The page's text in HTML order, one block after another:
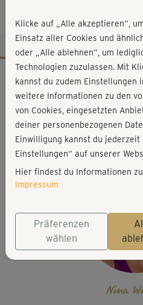
gesunder Rücken -
Workout-Facts
mittelschwer
11 Min
78 kcal
Nina Winkler
Nina
Klicke auf „Alle akzeptieren“,
Einsatz aller Cookies und
oder „Alle ablehnen“, um
Technologien zuzulassen. Mit
kannst du zudem Einstellungen
weitere Informationen zu den
von Cookies, eingesetzten
deiner personenbezogenen
Einwilligung kannst du jederzeit
Einstellungen“ auf unserer
Hier findest du Informationen zu
Impressum
Präferenzen
wählen